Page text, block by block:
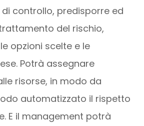
controllo, predisporre ed
del rischio,
opzioni scelte e le
Potrà assegnare
risorse, in modo da
automatizzato il rispetto
E il management potrà